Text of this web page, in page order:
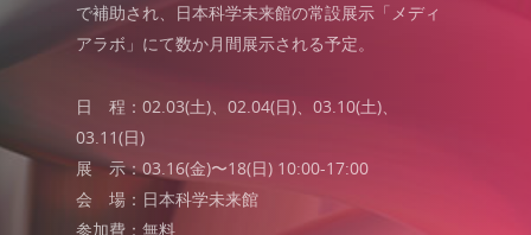
で補助され、日本科学未来館の常設展示「メディ
アラボ」にて数か月間展示される予定。
日 程：02.03(土)、02.04(日)、03.10(土)、
03.11(日)
展 示：03.16(金)〜18(日) 10:00-17:00
会 場：日本科学未来館
参加費：無料